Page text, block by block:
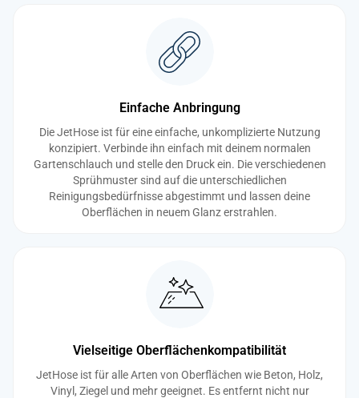
Einfache Anbringung
Die JetHose ist für eine einfache, unkomplizierte Nutzung
konzipiert. Verbinde ihn einfach mit deinem normalen
Gartenschlauch und stelle den Druck ein. Die verschiedenen
Sprühmuster sind auf die unterschiedlichen
Reinigungsbedürfnisse abgestimmt und lassen deine
Oberflächen in neuem Glanz erstrahlen.
Vielseitige Oberflächenkompatibilität
JetHose ist für alle Arten von Oberflächen wie Beton, Holz,
Vinyl, Ziegel und mehr geeignet. Es entfernt nicht nur